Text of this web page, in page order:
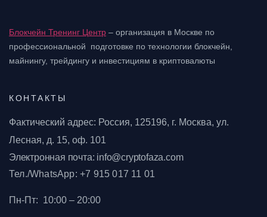
Блокчейн Тренинг Центр – организация в Москве по
профессиональной подготовке по технологии блокчейн,
майнингу, трейдингу и инвестициям в криптовалюты
КОНТАКТЫ
Фактический адрес: Россия, 125196, г. Москва, ул.
Лесная, д. 15, оф. 101
Электронная почта: info@cryptofaza.com
Тел./WhatsApp: +7 915 017 11 01
Пн-Пт: 10:00 – 20:00